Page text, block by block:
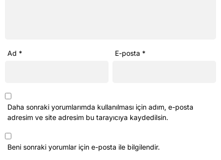
Ad * E-posta *
Daha sonraki yorumlarımda kullanılması için adım, e-posta
adresim ve site adresim bu tarayıcıya kaydedilsin.
Beni sonraki yorumlar için e-posta ile bilgilendir.